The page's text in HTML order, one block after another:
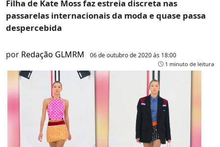
Filha de Kate Moss faz estreia discreta nas
passarelas internacionais da moda e quase passa
despercebida
por Redação GLMRM 06 de outubro de 2020 às 18:00
1 minuto de leitura